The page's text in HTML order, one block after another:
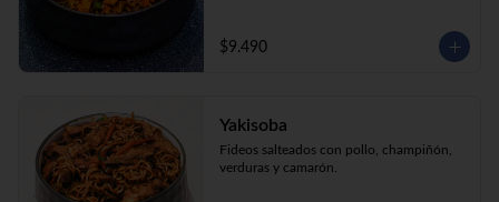
$9.490
Yakisoba
Fideos salteados con pollo, champiñón,
verduras y camarón.